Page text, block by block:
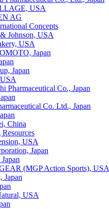
USA
AG
Concepts
Johnson, USA
USA
Japan
Japan
Pharmaceutical Co., Japan
Co. Ltd., Japan
China
USA
Japan
(MGP Action Sports), USA
Japan
USA